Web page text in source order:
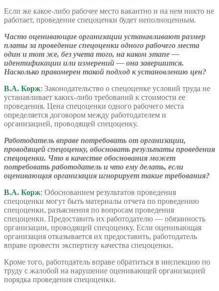
Если же какое-либо рабочее место вакантно и на нем никто не
работает, проведение спецоценки будет неполноценным.
Часто оценивающие организации устанавливают размер
платы за проведение спецоценки одного рабочего места
один и тот же, без учета того, на каком этапе —
идентификации или измерений — она завершится.
Насколько правомерен такой подход к установлению цен?
В.А. Корж: Законодательство о спецоценке условий труда не
устанавливает каких-либо требований к стоимости ее
проведения. Цена спецоценки одного рабочего места
определяется договором между работодателем и
организацией, проводящей спецоценку.
Работодатель вправе потребовать от организации,
проводящей спецоценку, обосновать результаты проведения
спецоценки. Что в качестве обоснования может
потребовать работодатель и что ему делать, если
оценивающая организация игнорирует такие требования?
В.А. Корж: Обоснованием результатов проведения
спецоценки могут быть материалы отчета по проведению
спецоценки, разъяснения по вопросам проведения
спецоценки. Предоставить их работодателю — обязанность
организации, проводящей спецоценку. Если оценивающая
организация отказывается их предоставить, работодатель
вправе провести экспертизу качества спецоценки.
Кроме того, работодатель вправе обратиться в инспекцию по
труду с жалобой на нарушение оценивающей организацией
порядка проведения спецоценки.